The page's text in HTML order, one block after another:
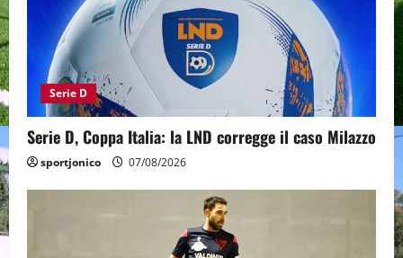
Serie D
Serie D, Coppa Italia: la LND corregge il caso Milazzo
sportjonico 07/08/2026